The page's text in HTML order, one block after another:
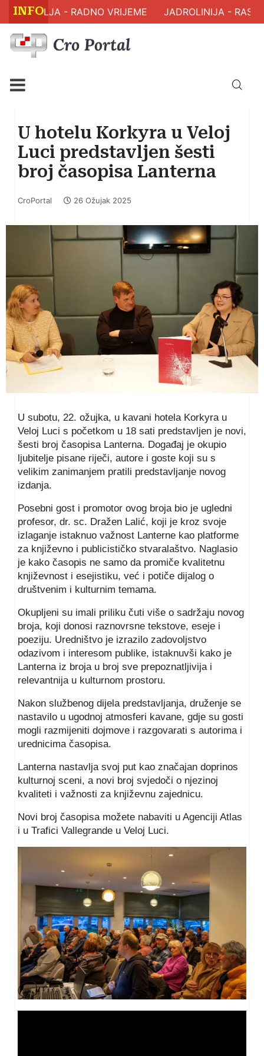
INFO
ZDRAVLJA - RADNO VRIJEME JADROLINIJA -
U hotelu Korkyra u Veloj
Luci predstavljen šesti
broj časopisa Lanterna
CroPortal 26 Ožujak 2025
U subotu, 22. ožujka, u kavani hotela Korkyra u
Veloj Luci s početkom u 18 sati predstavljen je novi,
šesti broj časopisa Lanterna. Događaj je okupio
ljubitelje pisane riječi, autore i goste koji su s
velikim zanimanjem pratili predstavljanje novog
izdanja.
Posebni gost i promotor ovog broja bio je ugledni
profesor, dr. sc. Dražen Lalić, koji je kroz svoje
izlaganje istaknuo važnost Lanterne kao platforme
za književno i publicističko stvaralaštvo. Naglasio
je kako časopis ne samo da promiče kvalitetnu
književnost i esejistiku, već i potiče dijalog o
društvenim i kulturnim temama.
Okupljeni su imali priliku čuti više o sadržaju novog
broja, koji donosi raznovrsne tekstove, eseje i
poeziju. Uredništvo je izrazilo zadovoljstvo
odazivom i interesom publike, istaknuvši kako je
Lanterna iz broja u broj sve prepoznatljivija i
relevantnija u kulturnom prostoru.
Nakon službenog dijela predstavljanja, druženje se
nastavilo u ugodnoj atmosferi kavane, gdje su gosti
mogli razmijeniti dojmove i razgovarati s autorima i
urednicima časopisa.
Lanterna nastavlja svoj put kao značajan doprinos
kulturnoj sceni, a novi broj svjedoči o njezinoj
kvaliteti i važnosti za književnu zajednicu.
Novi broj časopisa možete nabaviti u Agenciji Atlas
i u Trafici Vallegrande u Veloj Luci.